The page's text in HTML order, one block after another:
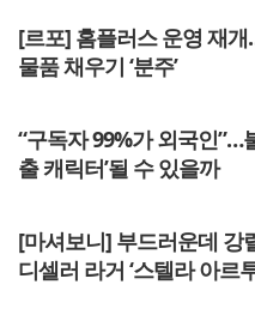
[르포] 홈플러스 운영 재
물품 채우기 ‘분주’
“구독자 99%가 외국인”…
출 캐릭터’될 수 있을까
[마셔보니] 부드러운데 강
디셀러 라거 ‘스텔라 아르